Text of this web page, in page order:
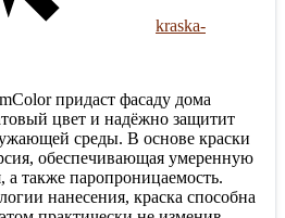
kraska-
придаст фасаду дома
цвет и надёжно защитит
среды. В основе краски
обеспечивающая умеренную
а также паропроницаемость.
нанесения, краска способна